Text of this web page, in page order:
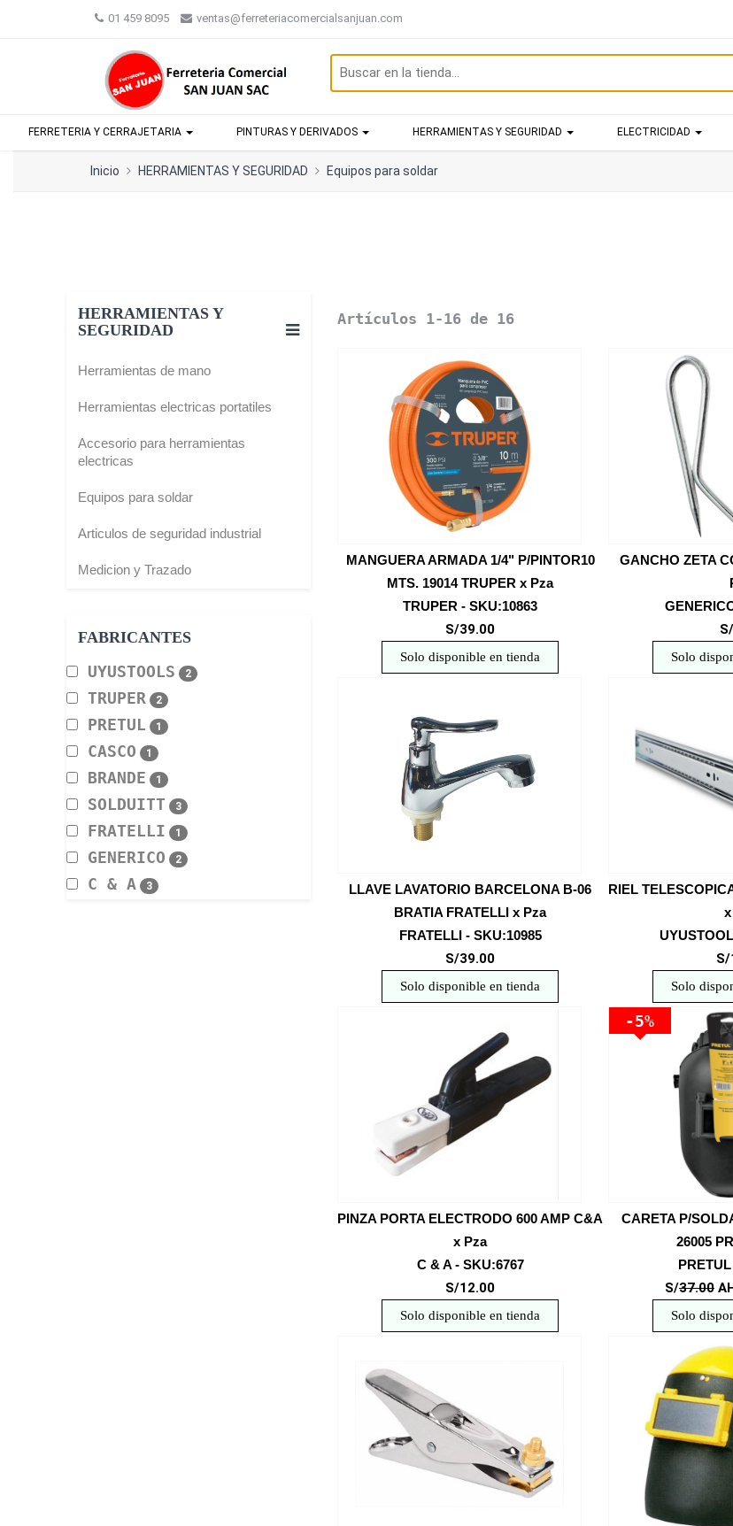
01 459 8095 ventas@ferreteriacomercialsanjuan.com
FERRETERIA Y CERRAJETARIA PINTURAS Y DERIVADOS HERRAMIENTAS Y SEGURIDAD ELECTRICIDAD
Inicio HERRAMIENTAS Y SEGURIDAD Equipos para soldar
HERRAMIENTAS Y
SEGURIDAD
Herramientas de mano
Herramientas electricas portatiles
Accesorio para herramientas
electricas
Equipos para soldar
Articulos de seguridad industrial
Medicion y Trazado
FABRICANTES
UYUSTOOLS 2
TRUPER 2
PRETUL 1
CASCO 1
BRANDE 1
SOLDUITT 3
FRATELLI 1
GENERICO 2
C & A 3
Artículos 1-16 de 16
MANGUERA ARMADA 1/4" P/PINTOR10
MTS. 19014 TRUPER x Pza
TRUPER - SKU:10863
S/39.00
Solo disponible en tienda
GANCHO ZETA
Solo
LLAVE LAVATORIO BARCELONA B-06
BRATIA FRATELLI x Pza
FRATELLI - SKU:10985
S/39.00
Solo disponible en tienda
RIEL
Solo
PINZA PORTA ELECTRODO 600 AMP C&A
x Pza
C & A - SKU:6767
S/12.00
Solo disponible en tienda
-5%
CARETA P/
26005
S/37.00
Solo